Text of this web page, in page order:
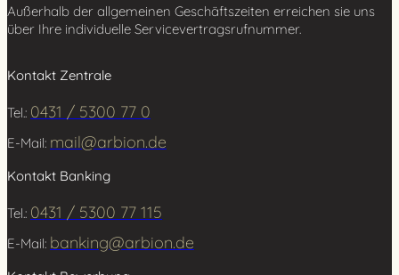
Außerhalb der allgemeinen Geschäftszeiten erreichen sie uns
über Ihre individuelle Servicevertragsrufnummer.
Kontakt Zentrale
Tel.: 0431 / 5300 77 0
E-Mail: mail@arbion.de
Kontakt Banking
Tel.: 0431 / 5300 77 115
E-Mail: banking@arbion.de